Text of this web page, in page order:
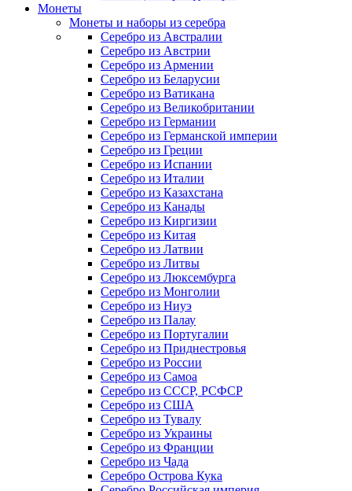
Монеты
Монеты и наборы из серебра
Серебро из Австралии
Серебро из Австрии
Серебро из Армении
Серебро из Беларусии
Серебро из Ватикана
Серебро из Великобритании
Серебро из Германии
Серебро из Германской империи
Серебро из Греции
Серебро из Испании
Серебро из Италии
Серебро из Казахстана
Серебро из Канады
Серебро из Киргизии
Серебро из Китая
Серебро из Латвии
Серебро из Литвы
Серебро из Люксембурга
Серебро из Монголии
Серебро из Ниуэ
Серебро из Палау
Серебро из Португалии
Серебро из Приднестровья
Серебро из России
Серебро из Самоа
Серебро из СССР, РСФСР
Серебро из США
Серебро из Тувалу
Серебро из Украины
Серебро из Франции
Серебро из Чада
Серебро Острова Кука